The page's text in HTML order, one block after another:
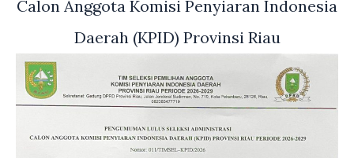
Calon Anggota Komisi Penyiaran Indonesia
Daerah (KPID) Provinsi Riau